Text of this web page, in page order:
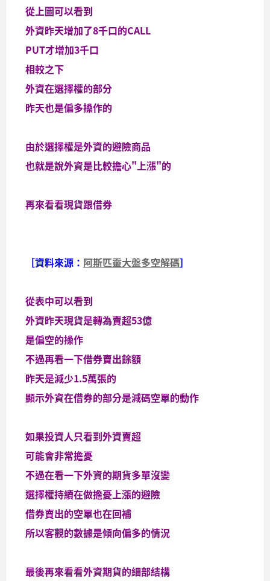
從上圖可以看到
外資昨天增加了8千口的CALL
PUT才增加3千口
相較之下
外資在選擇權的部分
昨天也是偏多操作的
由於選擇權是外資的避險商品
也就是說外資是比較擔心"上漲"的
再來看看現貨跟借券
［資料來源： 阿斯匹靈大盤多空解碼］
從表中可以看到
外資昨天現貨是轉為賣超53億
是偏空的操作
不過再看一下借券賣出餘額
昨天是減少1.5萬張的
顯示外資在借券的部分是減碼空單的動作
如果投資人只看到外資賣超
可能會非常擔憂
不過在看一下外資的期貨多單沒變
選擇權持續在做擔憂上漲的避險
借券賣出的空單也在回補
所以客觀的數據是傾向偏多的情況
最後再來看看外資期貨的細部結構